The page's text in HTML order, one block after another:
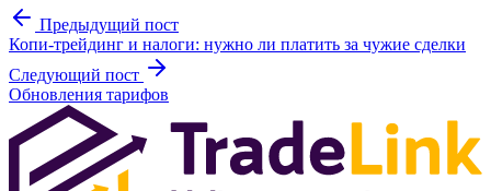
Предыдущий пост
Копи-трейдинг и налоги: нужно ли платить за чужие сделки
Следующий пост
Обновления тарифов